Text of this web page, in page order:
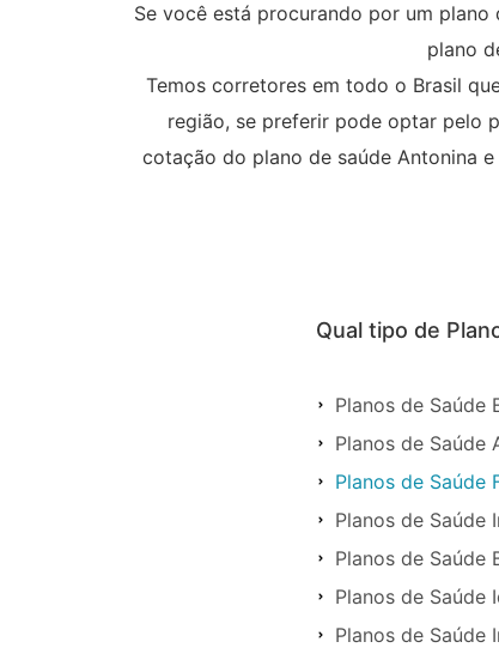
Se você está procurando por um
plano
Temos corretores em todo o Brasil
região, se preferir pode optar pelo
cotação do plano de saúde Antonina
Qual tipo de
Planos de Saúde
Planos de Saúde
Planos de Saúde
Planos de Saúde
Planos de Saúde
Planos de Saúde
Planos de Saúde